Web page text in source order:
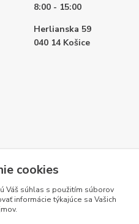
8:00 - 15:00
Herlianska 59
040 14 Košice
cookies
Váš súhlas s použitím súborov
informácie týkajúce sa Vašich